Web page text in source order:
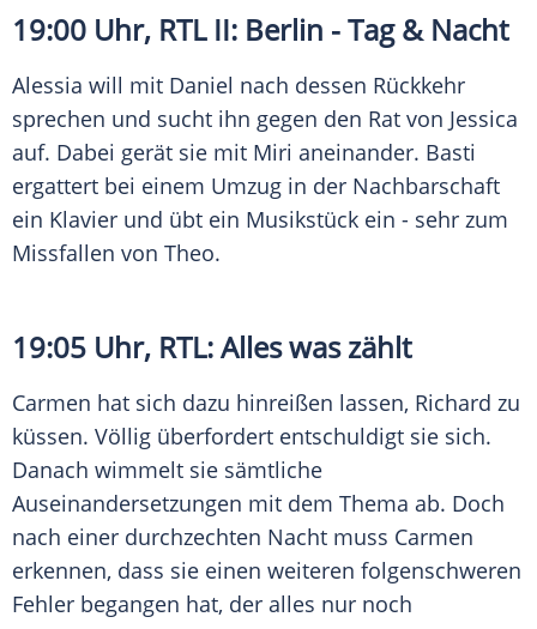
19:00 Uhr, RTL II: Berlin - Tag & Nacht
Alessia will mit Daniel nach dessen Rückkehr
sprechen und sucht ihn gegen den Rat von Jessica
auf. Dabei gerät sie mit Miri aneinander. Basti
ergattert bei einem Umzug in der Nachbarschaft
ein Klavier und übt ein Musikstück ein - sehr zum
Missfallen von Theo.
19:05 Uhr, RTL: Alles was zählt
Carmen hat sich dazu hinreißen lassen, Richard zu
küssen. Völlig überfordert entschuldigt sie sich.
Danach wimmelt sie sämtliche
Auseinandersetzungen mit dem Thema ab. Doch
nach einer durchzechten Nacht muss Carmen
erkennen, dass sie einen weiteren folgenschweren
Fehler begangen hat, der alles nur noch